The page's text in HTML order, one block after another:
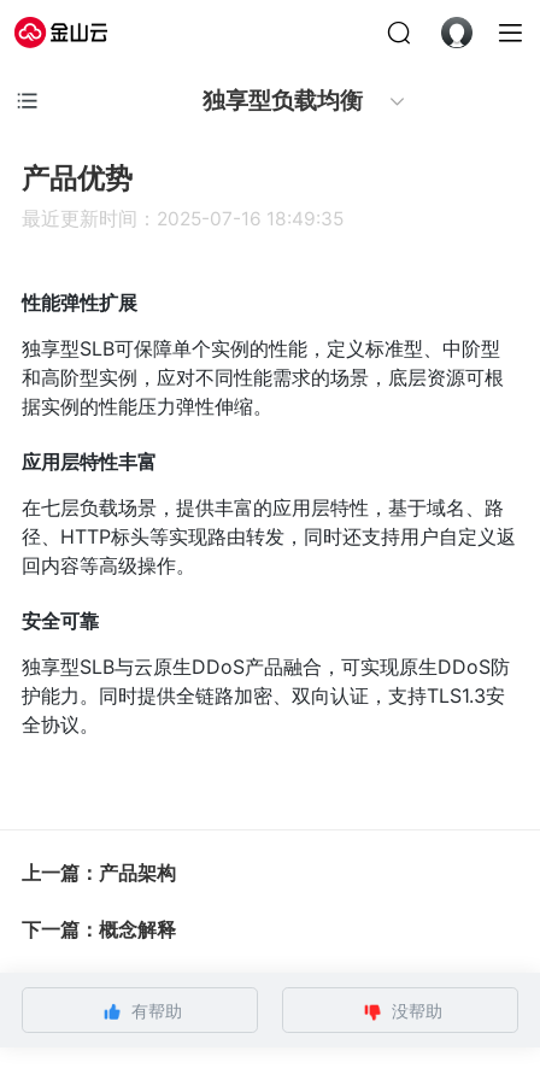
独享型负载均衡
产品优势
最近更新时间：2025-07-16 18:49:35
性能弹性扩展
独享型SLB可保障单个实例的性能，定义标准型、中阶型
和高阶型实例，应对不同性能需求的场景，底层资源可根
据实例的性能压力弹性伸缩。
应用层特性丰富
在七层负载场景，提供丰富的应用层特性，基于域名、路
径、HTTP标头等实现路由转发，同时还支持用户自定义返
回内容等高级操作。
安全可靠
独享型SLB与云原生DDoS产品融合，可实现原生DDoS防
护能力。同时提供全链路加密、双向认证，支持TLS1.3安
全协议。
上一篇：产品架构
下一篇：概念解释
有帮助 没帮助